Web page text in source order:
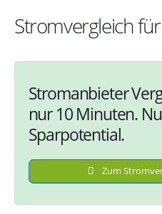
Stromvergleich
Stromanbieter
nur 10 Minuten.
Sparpotential.
Zum